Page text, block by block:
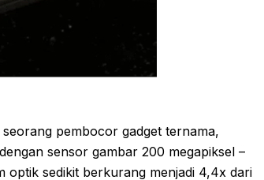
pembocor gadget ternama,
sensor gambar 200 megapiksel –
optik sedikit berkurang menjadi 4,4x dari